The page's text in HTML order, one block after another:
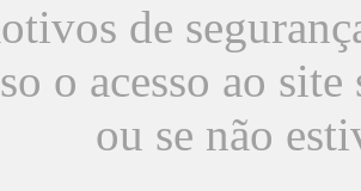
de
o acesso ao
ou se não